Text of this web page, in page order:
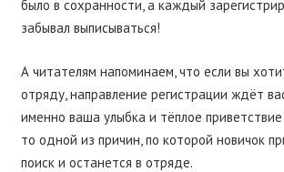
было в сохранности, а каждый
забывал выписываться!
А читателям напоминаем, что если вы
отряду, направление регистрации ждёт
именно ваша улыбка и тёплое
то одной из причин, по которой новичок
поиск и останется в отряде.